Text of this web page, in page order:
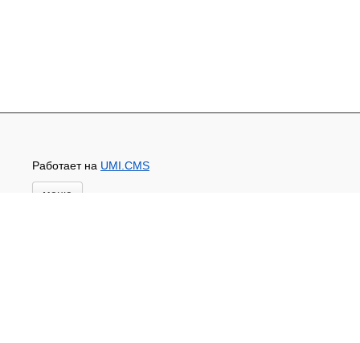
Работает на UMI.CMS
меню